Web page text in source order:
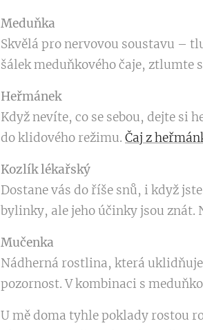
Meduňka
Skvělá pro nervovou soustavu –
šálek meduňkového čaje, ztlumte
Heřmánek
Když nevíte, co se sebou, dejte si
do klidového režimu. Čaj z
Kozlík lékařský
Dostane vás do říše snů, i když
bylinky, ale jeho účinky jsou znát.
Mučenka
Nádherná rostlina, která
pozornost. V kombinaci s
U mě doma tyhle poklady rostou